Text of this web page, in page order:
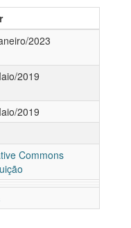
2023
2019
2019
Commons